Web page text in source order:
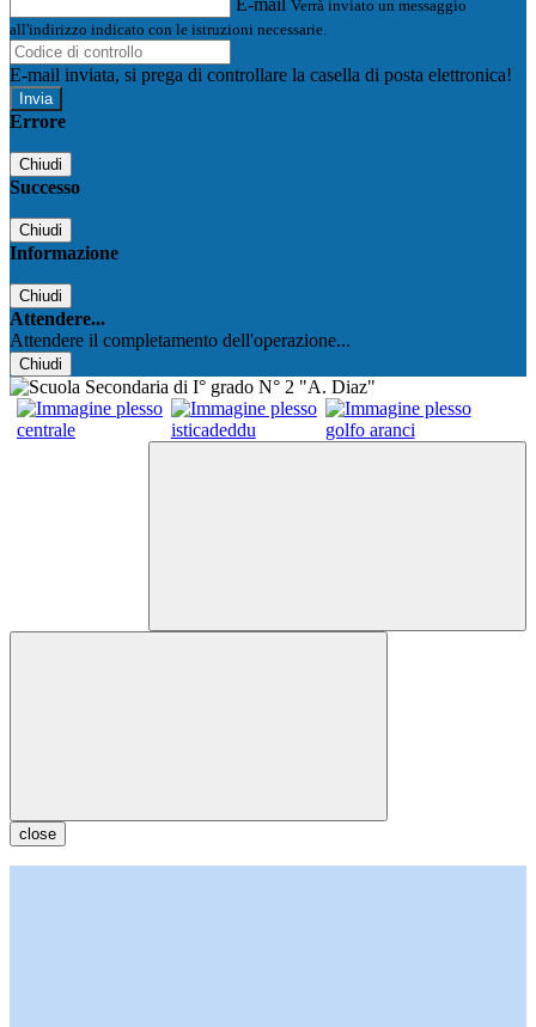
E-mail Verrà inviato un messaggio
all'indirizzo indicato con le istruzioni necessarie.
E-mail inviata, si prega di controllare la casella di posta elettronica!
Errore
Chiudi
Successo
Chiudi
Informazione
Chiudi
Attendere...
Attendere il completamento dell'operazione...
Chiudi
close